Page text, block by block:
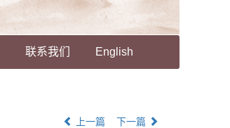
联系我们 English
上一篇 下一篇